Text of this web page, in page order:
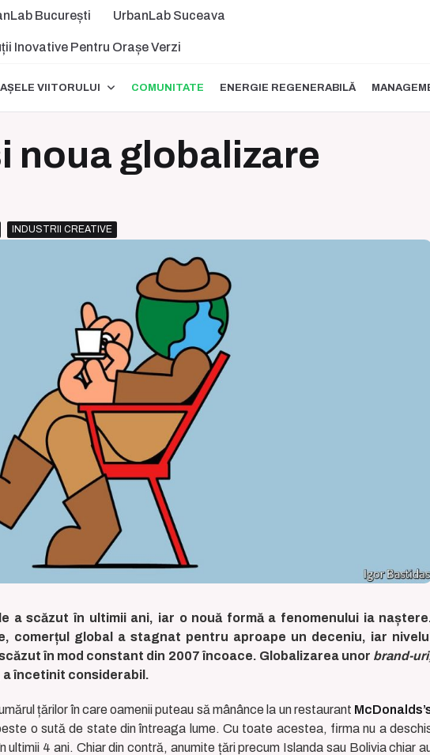
București UrbanLab Suceava
Inovative Pentru Orașe Verzi
VIITORULUI COMUNITATE ENERGIE REGENERABILĂ
noua globalizare
INDUSTRII CREATIVE
a scăzut în ultimii ani, iar o nouă formă a fenomenului ia
comerțul global a stagnat pentru aproape un deceniu, iar nivelul
în mod constant din 2007 încoace. Globalizarea unor brand-
a încetinit considerabil.
țărilor în care oamenii puteau să mânânce la un restaurant
o sută de state din întreaga lume. Cu toate acestea, firma nu a
ultimii 4 ani. Chiar din contră, anumite țări precum Islanda sau Bolivia chiar